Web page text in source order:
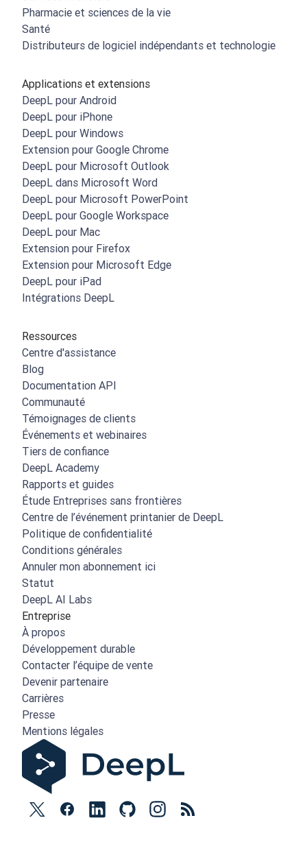
Pharmacie et sciences de la vie
Santé
Distributeurs de logiciel indépendants et technologie
Applications et extensions
DeepL pour Android
DeepL pour iPhone
DeepL pour Windows
Extension pour Google Chrome
DeepL pour Microsoft Outlook
DeepL dans Microsoft Word
DeepL pour Microsoft PowerPoint
DeepL pour Google Workspace
DeepL pour Mac
Extension pour Firefox
Extension pour Microsoft Edge
DeepL pour iPad
Intégrations DeepL
Ressources
Centre d'assistance
Blog
Documentation API
Communauté
Témoignages de clients
Événements et webinaires
Tiers de confiance
DeepL Academy
Rapports et guides
Étude Entreprises sans frontières
Centre de l’événement printanier de DeepL
Politique de confidentialité
Conditions générales
Annuler mon abonnement ici
Statut
DeepL AI Labs
Entreprise
À propos
Développement durable
Contacter l’équipe de vente
Devenir partenaire
Carrières
Presse
Mentions légales